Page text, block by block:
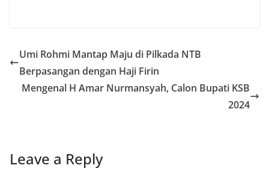
Umi Rohmi Mantap Maju di Pilkada NTB
Berpasangan dengan Haji Firin
Mengenal H Amar Nurmansyah, Calon Bupati KSB
2024
Leave a Reply